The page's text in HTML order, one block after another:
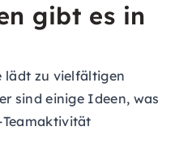
gibt es in
lädt zu vielfältigen
sind einige Ideen, was